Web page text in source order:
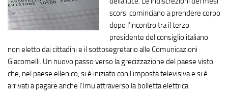
Auto e Moto
scorsi cominciano a prendere corpo
dopo l’incontro tra il terzo
presidente del consiglio italiano
non eletto dai cittadini e il sottosegretario alle Comunicazioni
Giacomelli. Un nuovo passo verso la grecizzazione del paese visto
che, nel paese ellenico, si è iniziato con l’imposta televisiva e si è
arrivati a pagare anche l’Imu attraverso la bolletta elettrica.